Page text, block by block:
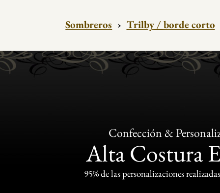
Sombreros › Trilby / borde corto
Confección &
Alta Costura
95% de las personalizaciones